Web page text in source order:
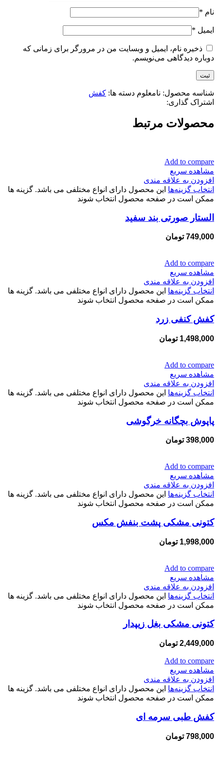
نام *
ایمیل *
ذخیره نام، ایمیل و وبسایت من در مرورگر برای زمانی که
دوباره دیدگاهی می‌نویسم.
شناسه محصول: نامعلوم دسته ها: کفش
اشتراک گذاری:
محصولات مرتبط
Add to compare
مشاهده سریع
افزودن به علاقه مندی
انتخاب گزینه‌ها این محصول دارای انواع مختلفی می باشد. گزینه ها
ممکن است در صفحه محصول انتخاب شوند
الستار صورتی بند سفید
749,000 تومان
Add to compare
مشاهده سریع
افزودن به علاقه مندی
انتخاب گزینه‌ها این محصول دارای انواع مختلفی می باشد. گزینه ها
ممکن است در صفحه محصول انتخاب شوند
کفش کنفی زرد
1,498,000 تومان
Add to compare
مشاهده سریع
افزودن به علاقه مندی
انتخاب گزینه‌ها این محصول دارای انواع مختلفی می باشد. گزینه ها
ممکن است در صفحه محصول انتخاب شوند
پاپوش بچگانه خرگوشی
398,000 تومان
Add to compare
مشاهده سریع
افزودن به علاقه مندی
انتخاب گزینه‌ها این محصول دارای انواع مختلفی می باشد. گزینه ها
ممکن است در صفحه محصول انتخاب شوند
کتونی مشکی پشت بنفش مکس
1,998,000 تومان
Add to compare
مشاهده سریع
افزودن به علاقه مندی
انتخاب گزینه‌ها این محصول دارای انواع مختلفی می باشد. گزینه ها
ممکن است در صفحه محصول انتخاب شوند
کتونی مشکی بغل زیپدار
2,449,000 تومان
Add to compare
مشاهده سریع
افزودن به علاقه مندی
انتخاب گزینه‌ها این محصول دارای انواع مختلفی می باشد. گزینه ها
ممکن است در صفحه محصول انتخاب شوند
کفش طبی سرمه ای
798,000 تومان